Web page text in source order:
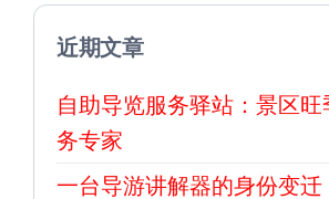
近期文章
自助导览服务驿站：景区旺
务专家
一台导游讲解器的身份变迁